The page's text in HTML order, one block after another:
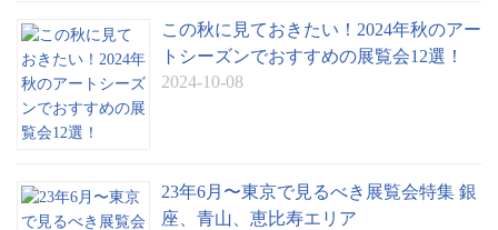
この秋に見ておきたい！2024年秋のアー
トシーズンでおすすめの展覧会12選！
2024-10-08
23年6月〜東京で見るべき展覧会特集 銀
座、青山、恵比寿エリア